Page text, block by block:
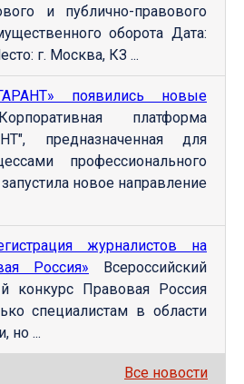
и публично-правового
оборота Дата:
г. Москва, КЗ ...
появились новые
платформа
предназначенная для
профессионального
новое направление
журналистов на
Россия» Всероссийский
конкурс Правовая Россия
специалистам в области
но ...
Все новости